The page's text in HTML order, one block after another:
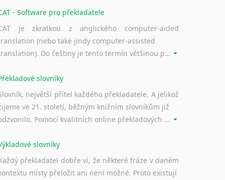
- Software pro překladatele
je zkratkou z anglického computer-aided
(nebo také jindy computer-assisted
translation). Do češtiny je tento termín většinou překládán jako počítačem podporovaný překlad či překlad podporovaný počítačem. Nástroje CAT ukládají překládané fráze a při dalším překladu vám je automaticky nabízejí, takže se již nemusíte zdržovat s jejich dalším překládáním.
slovníky
největší přítel každého překladatele. A jelikož
ve 21. století, běžným knižním slovníkům již
odzvonilo. Pomocí kvalitních online překladových slovníků již nemusíte únavně listovat alfabetickým schématem uspořádání, stačí napsat vstupní frázi a dřív, než řeknete švec, vyskočí vám hledaný výraz.
slovníky
překladatel dobře ví, že některé fráze v daném
místy přeložit ani není možné. Proto existují